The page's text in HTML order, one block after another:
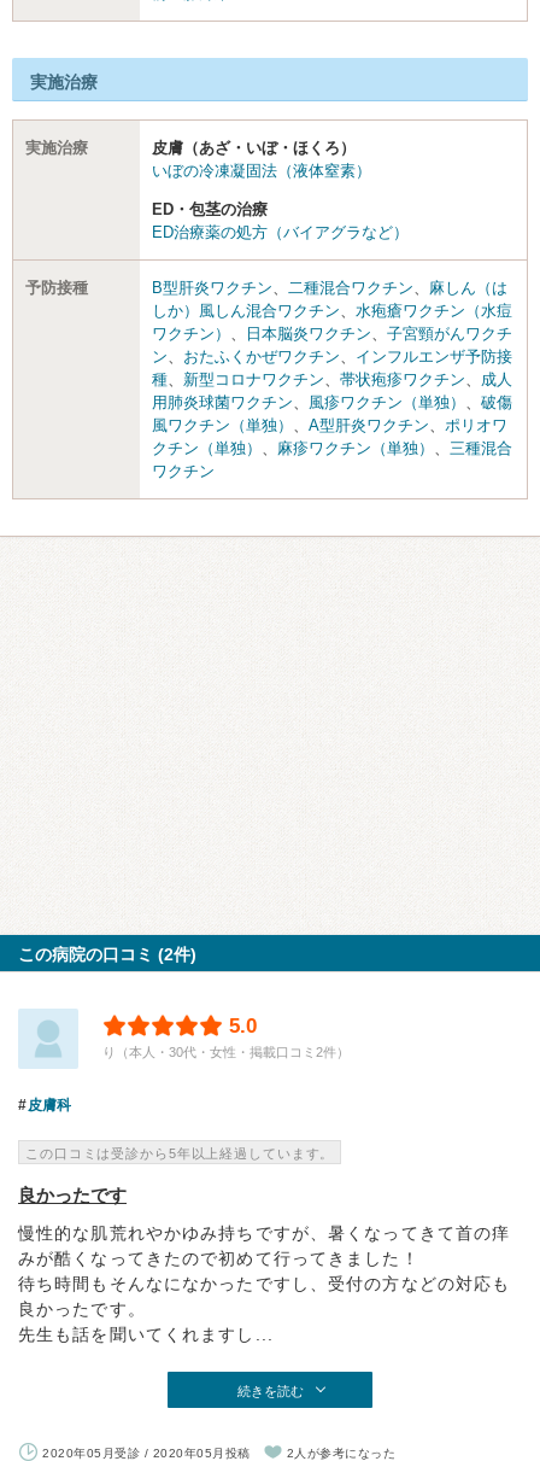
実施治療
実施治療
皮膚（あざ・いぼ・ほくろ）
いぼの冷凍凝固法（液体窒素）
ED・包茎の治療
ED治療薬の処方（バイアグラなど）
予防接種 B型肝炎ワクチン、 二種混合ワクチン、 麻しん（は
しか）風しん混合ワクチン、 水疱瘡ワクチン（水痘
ワクチン） 、 日本脳炎ワクチン、 子宮頸がんワクチ
ン、 おたふくかぜワクチン、 インフルエンザ予防接
種、 新型コロナワクチン、 帯状疱疹ワクチン、 成人
用肺炎球菌ワクチン、 風疹ワクチン（単独） 、 破傷
風ワクチン（単独） 、 A型肝炎ワクチン、 ポリオワ
クチン（単独） 、 麻疹ワクチン（単独） 、 三種混合
ワクチン
この病院の口コミ (2件)
5.0
り（本人・30代・女性・掲載口コミ2件）
皮膚科
この口コミは受診から5年以上経過しています。
良かったです
慢性的な肌荒れやかゆみ持ちですが、暑くなってきて首の痒
みが酷くなってきたので初めて行ってきました！
待ち時間もそんなになかったですし、受付の方などの対応も
良かったです。
先生も話を聞いてくれますし...
続きを読む
2020年05月受診 / 2020年05月投稿 2人が参考になった